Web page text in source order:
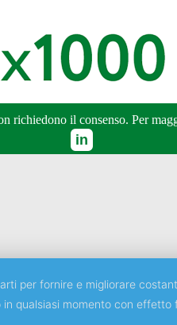
richiedono il consenso. Per
per fornire e migliorare
qualsiasi momento con effetto